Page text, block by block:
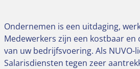
Ondernemen is een uitdaging,
Medewerkers zijn een kostbaar
van uw bedrijfsvoering. Als NUVO-
Salarisdiensten tegen zeer